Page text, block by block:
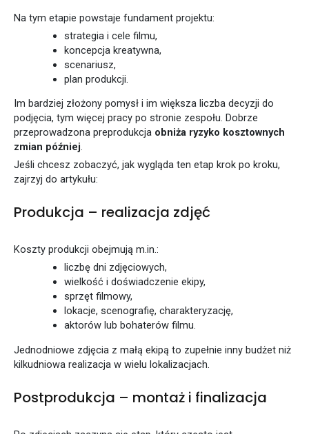
Na tym etapie powstaje fundament projektu:
strategia i cele filmu,
koncepcja kreatywna,
scenariusz,
plan produkcji.
Im bardziej złożony pomysł i im większa liczba decyzji do
podjęcia, tym więcej pracy po stronie zespołu. Dobrze
przeprowadzona preprodukcja obniża ryzyko kosztownych
zmian później.
Jeśli chcesz zobaczyć, jak wygląda ten etap krok po kroku,
zajrzyj do artykułu:
Produkcja – realizacja zdjęć
Koszty produkcji obejmują m.in.:
liczbę dni zdjęciowych,
wielkość i doświadczenie ekipy,
sprzęt filmowy,
lokacje, scenografię, charakteryzację,
aktorów lub bohaterów filmu.
Jednodniowe zdjęcia z małą ekipą to zupełnie inny budżet niż
kilkudniowa realizacja w wielu lokalizacjach.
Postprodukcja – montaż i finalizacja